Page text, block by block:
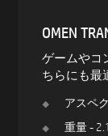
OMEN
ゲームやコ
ちらにも最
アスペ
重量 -